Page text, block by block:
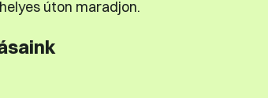
úton maradjon.